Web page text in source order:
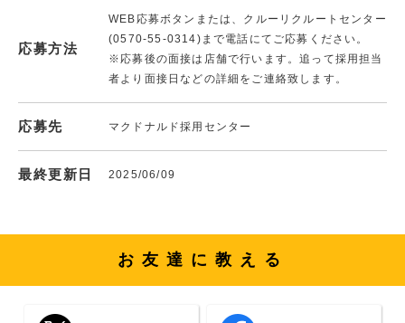
応募方法
WEB応募ボタンまたは、クルーリクルートセンター
(0570-55-0314)まで電話にてご応募ください。
※応募後の面接は店舗で行います。追って採用担当
者より面接日などの詳細をご連絡致します。
応募先 マクドナルド採用センター
最終更新日 2025/06/09
お友達に教える